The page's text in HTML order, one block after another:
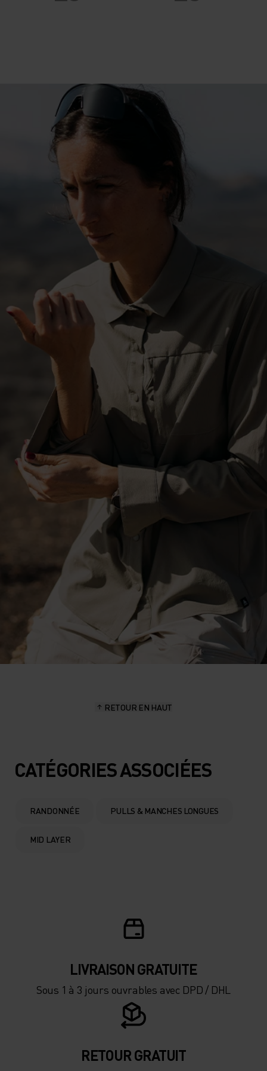
10°
5°
0°
-5°
-10°
-15°
-20°
-25°
-30°
5°
0°
-5°
-10°
-20°
-25°
-30°
RETOUR EN HAUT
CATÉGORIES ASSOCIÉES
RANDONNÉE PULLS & MANCHES LONGUES
MID LAYER
LIVRAISON GRATUITE
Sous 1 à 3 jours ouvrables avec DPD / DHL
RETOUR GRATUIT